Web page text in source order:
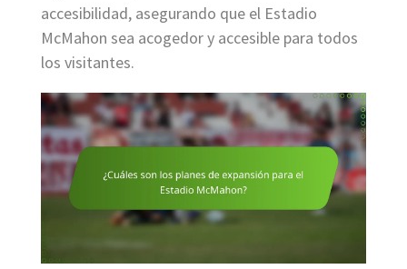
accesibilidad, asegurando que el Estadio
McMahon sea acogedor y accesible para todos
los visitantes.